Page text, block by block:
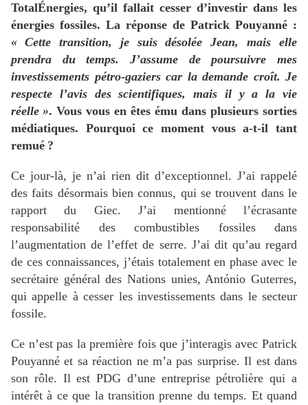
TotalÉnergies, qu’il fallait cesser d’investir dans les
énergies fossiles. La réponse de Patrick Pouyanné :
« Cette transition, je suis désolée Jean, mais elle
prendra du temps. J’assume de poursuivre mes
investissements pétro-gaziers car la demande croît. Je
respecte l’avis des scientifiques, mais il y a la vie
réelle ». Vous vous en êtes ému dans plusieurs sorties
médiatiques. Pourquoi ce moment vous a-t-il tant
remué ?
Ce jour-là, je n’ai rien dit d’exceptionnel. J’ai rappelé
des faits désormais bien connus, qui se trouvent dans le
rapport du Giec. J’ai mentionné l’écrasante
responsabilité des combustibles fossiles dans
l’augmentation de l’effet de serre. J’ai dit qu’au regard
de ces connaissances, j’étais totalement en phase avec le
secrétaire général des Nations unies, António Guterres,
qui appelle à cesser les investissements dans le secteur
fossile.
Ce n’est pas la première fois que j’interagis avec Patrick
Pouyanné et sa réaction ne m’a pas surprise. Il est dans
son rôle. Il estPDG d’une entreprise pétrolière qui a
intérêt à ce que la transition prenne du temps. Et quand